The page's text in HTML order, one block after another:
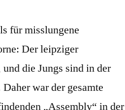
für misslungene
Der leipziger
die Jungs sind in der
war der gesamte
„Assembly“ in der